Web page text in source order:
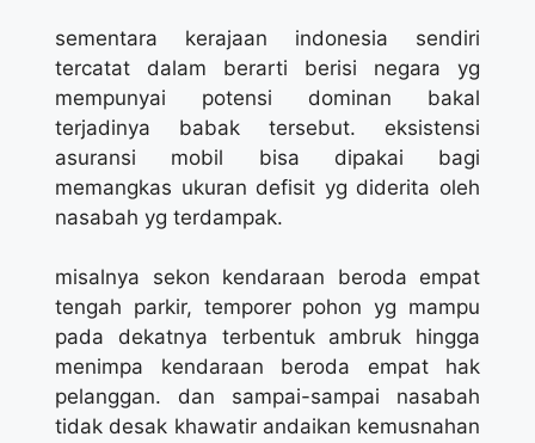
sementara kerajaan indonesia sendiri
tercatat dalam berarti berisi negara yg
mempunyai potensi dominan bakal
terjadinya babak tersebut. eksistensi
asuransi mobil bisa dipakai bagi
memangkas ukuran defisit yg diderita oleh
nasabah yg terdampak.
misalnya sekon kendaraan beroda empat
tengah parkir, temporer pohon yg mampu
pada dekatnya terbentuk ambruk hingga
menimpa kendaraan beroda empat hak
pelanggan. dan sampai-sampai nasabah
tidak desak khawatir andaikan kemusnahan